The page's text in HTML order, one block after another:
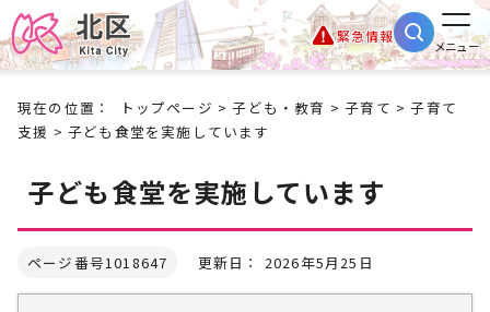
緊急情報
メニュー
現在の位置： トップページ >子ども・教育 >子育て >子育て
支援 > 子ども食堂を実施しています
子ども食堂を実施しています
ページ番号1018647 更新日： 2026年5月25日